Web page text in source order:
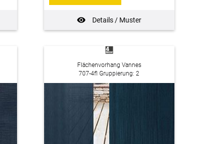
Details / Muster
Flächenvorhang Vannes
707-4fl Gruppierung: 2